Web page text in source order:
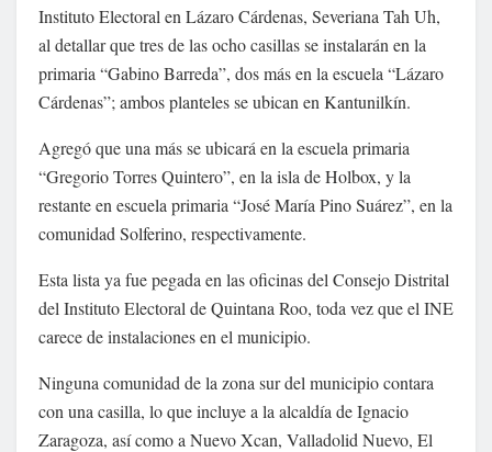
Instituto Electoral en Lázaro Cárdenas, Severiana Tah Uh,
al detallar que tres de las ocho casillas se instalarán en la
primaria “Gabino Barreda”, dos más en la escuela “Lázaro
Cárdenas”; ambos planteles se ubican en Kantunilkín.
Agregó que una más se ubicará en la escuela primaria
“Gregorio Torres Quintero”, en la isla de Holbox, y la
restante en escuela primaria “José María Pino Suárez”, en la
comunidad Solferino, respectivamente.
Esta lista ya fue pegada en las oficinas del Consejo Distrital
del Instituto Electoral de Quintana Roo, toda vez que el INE
carece de instalaciones en el municipio.
Ninguna comunidad de la zona sur del municipio contara
con una casilla, lo que incluye a la alcaldía de Ignacio
Zaragoza, así como a Nuevo Xcan, Valladolid Nuevo, El